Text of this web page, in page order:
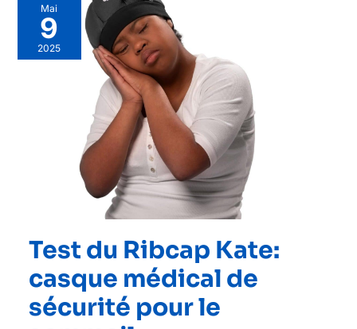
Mai
9
2025
Test du Ribcap Kate:
casque médical de
sécurité pour le